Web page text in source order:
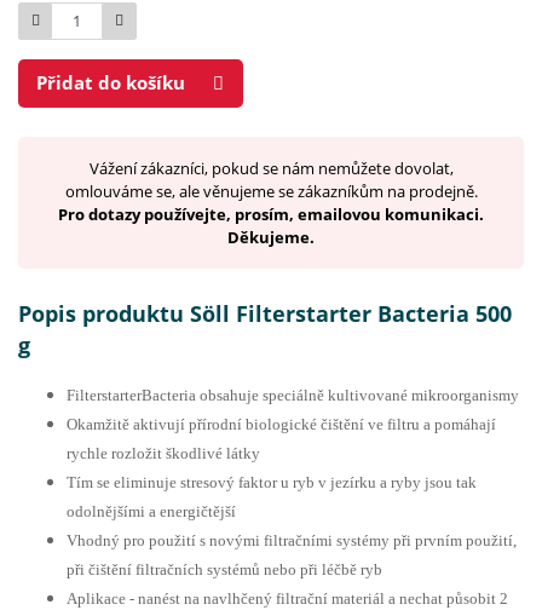
Počet
Přidat do košíku
Vážení zákazníci, pokud se nám nemůžete dovolat,
omlouváme se, ale věnujeme se zákazníkům na prodejně.
Pro dotazy používejte, prosím, emailovou komunikaci.
Děkujeme.
Popis produktu Söll Filterstarter Bacteria 500
g
FilterstarterBacteria obsahuje speciálně kultivované mikroorganismy
Okamžitě aktivují přírodní biologické čištění ve filtru a pomáhají
rychle rozložit škodlivé látky
Tím se eliminuje stresový faktor u ryb v jezírku a ryby jsou tak
odolnějšími a energičtější
Vhodný pro použití s novými filtračními systémy při prvním použití,
při čištění filtračních systémů nebo při léčbě ryb
Aplikace - nanést na navlhčený filtrační materiál a nechat působit 2